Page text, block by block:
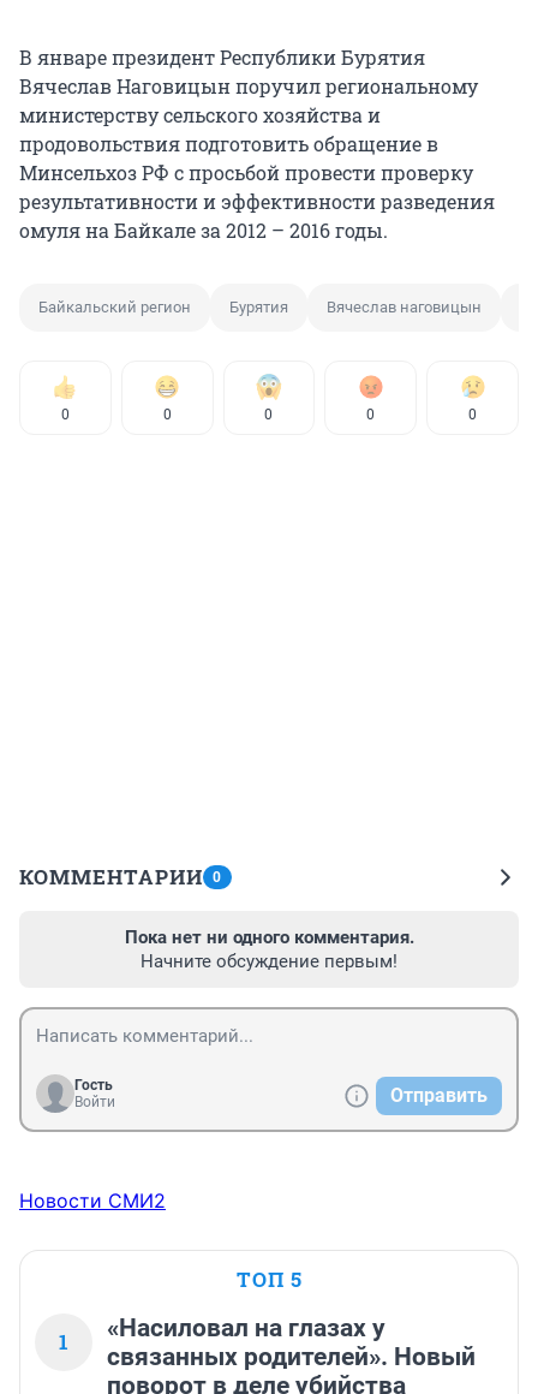
В январе президент Республики Бурятия
Вячеслав Наговицын поручил региональному
министерству сельского хозяйства и
продовольствия подготовить обращение в
Минсельхоз РФ с просьбой провести проверку
результативности и эффективности разведения
омуля на Байкале за 2012 – 2016 годы.
Байкальский регион Бурятия Вячеслав наговицын
0 0 0 0 0
КОММЕНТАРИИ 0
Пока нет ни одного комментария.
Начните обсуждение первым!
Гость
Войти
Отправить
Новости СМИ2
ТОП 5
1
«Насиловал на глазах у
связанных родителей». Новый
поворот в деле убийства